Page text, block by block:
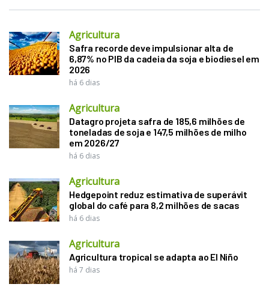
Agricultura
Safra recorde deve impulsionar alta de
6,87% no PIB da cadeia da soja e biodiesel em
2026
há 6 dias
Agricultura
Datagro projeta safra de 185,6 milhões de
toneladas de soja e 147,5 milhões de milho
em 2026/27
há 6 dias
Agricultura
Hedgepoint reduz estimativa de superávit
global do café para 8,2 milhões de sacas
há 6 dias
Agricultura
Agricultura tropical se adapta ao El Niño
há 7 dias